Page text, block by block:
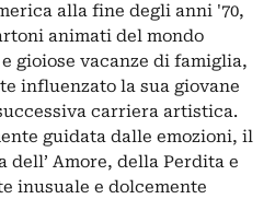
alla fine degli anni '70,
animati del mondo
gioiose vacanze di famiglia,
influenzato la sua giovane
carriera artistica.
guidata dalle emozioni, il
Amore, della Perdita e
inusuale e dolcemente